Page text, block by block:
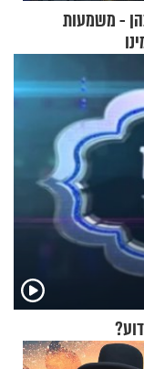
- משמעות